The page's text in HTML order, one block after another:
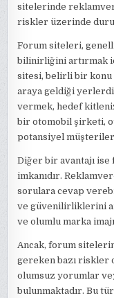
sitelerinde
riskler üzerinde
Forum siteleri,
bilinirliğini artırmak
sitesi, belirli bir konu
araya geldiği
vermek, hedef
bir otomobil şirketi,
potansiyel
Diğer bir avantajı
imkanıdır.
sorulara cevap
ve güvenilirliklerini
ve olumlu marka
Ancak, forum
gereken bazı riskler
olumsuz yorumlar
bulunmaktadır. Bu